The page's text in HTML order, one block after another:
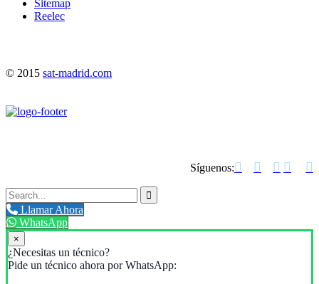
Sitemap
Reelec
© 2015 sat-madrid.com
Síguenos:    

Llamar Ahora
WhatsApp
×
¿Necesitas un técnico?
Pide un técnico ahora por WhatsApp: